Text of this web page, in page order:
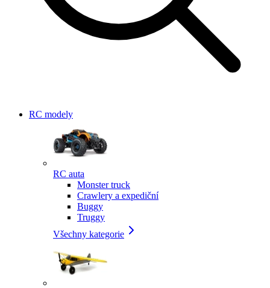
RC modely
RC auta
Monster truck
Crawlery a expediční
Buggy
Truggy
Všechny kategorie